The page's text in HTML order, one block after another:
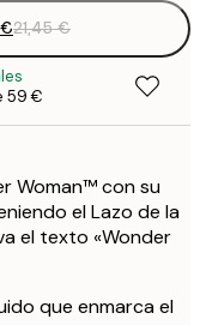
21,45 €
59 €
Woman™ con su
el Lazo de la
el texto «Wonder
que enmarca el